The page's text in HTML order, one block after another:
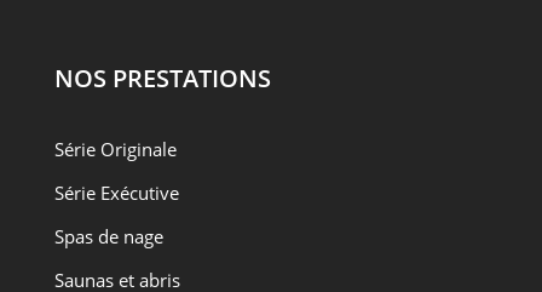
NOS PRESTATIONS
Série Originale
Série Exécutive
Spas de nage
Saunas et abris